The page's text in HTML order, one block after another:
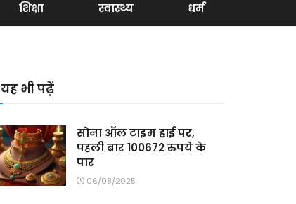
शिक्षा स्वास्थ्य धर्म
यह भी पढ़ें
सोना ऑल टाइम हाई पर,
पहली बार 100672 रुपये के
पार
06/08/2025